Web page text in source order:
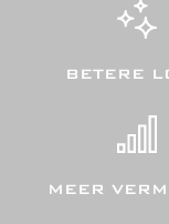
BETERE
MEER